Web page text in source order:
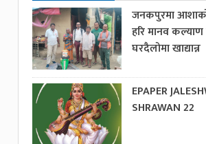
जनकपुरमा
हरि मानव कल्याण
घरदैलोमा खाद्यान्न
EPAPER
SHRAWAN 22